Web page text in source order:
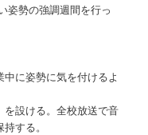
姿勢の強調週間を行っ
に姿勢に気を付けるよ
を設ける。全校放送で音
する。